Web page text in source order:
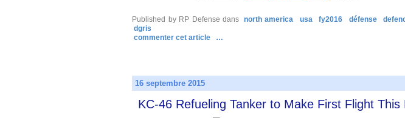
Published by RP Defense dans north america usa fy2016 défense
dgris
commenter cet article
…
16 septembre 2015
KC-46 Refueling Tanker to Make First Flight This